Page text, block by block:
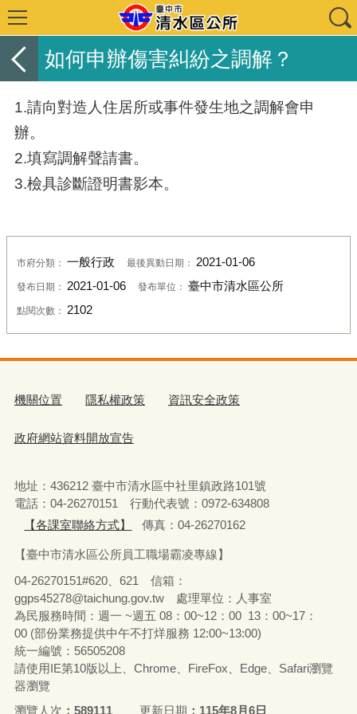
如何申辦傷害糾紛之調解？
1.請向對造人住居所或事件發生地之調解會申
辦。
2.填寫調解聲請書。
3.檢具診斷證明書影本。
市府分類： 一般行政 最後異動日期： 2021-01-06
發布日期： 2021-01-06 發布單位： 臺中市清水區公所
點閱次數： 2102
機關位置 隱私權政策 資訊安全政策
政府網站資料開放宣告
地址：436212 臺中市清水區中社里鎮政路101號
電話：04-26270151 行動代表號：0972-634808
【各課室聯絡方式】
傳真：04-26270162
【臺中市清水區公所員工職場霸凌專線】
04-26270151#620、621 信箱：
ggps45278@taichung.gov.tw 處理單位：人事室
為民服務時間：週一 ~週五 08：00~12：00 13：00~17：
00 (部份業務提供中午不打烊服務 12:00~13:00)
統一編號：56505208
請使用IE第10版以上、Chrome、FireFox、Edge、Safari瀏覽
器瀏覽
瀏覽人次
589111 更新日期 115年8月6日